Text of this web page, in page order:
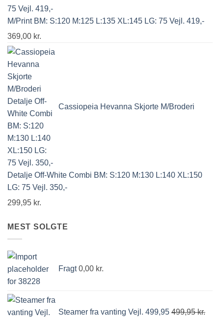
M/Print BM: S:120 M:125 L:135 XL:145 LG: 75 Vejl. 419,-
369,00 kr.
Cassiopeia Hevanna Skjorte M/Broderi
Detalje Off-White Combi BM: S:120 M:130 L:140 XL:150
LG: 75 Vejl. 350,-
299,95 kr.
MEST SOLGTE
Fragt 0,00 kr.
Steamer fra vanting Vejl. 499,95 499,95kr.